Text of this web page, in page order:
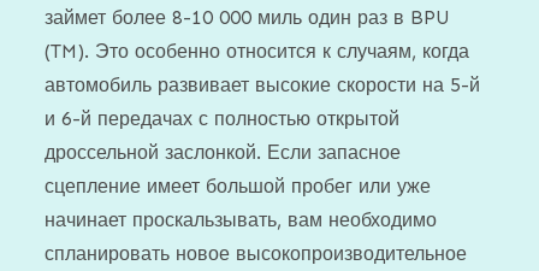
займет более 8-10 000 миль один раз в BPU
(TM). Это особенно относится к случаям, когда
автомобиль развивает высокие скорости на 5-й
и 6-й передачах с полностью открытой
дроссельной заслонкой. Если запасное
сцепление имеет большой пробег или уже
начинает проскальзывать, вам необходимо
спланировать новое высокопроизводительное